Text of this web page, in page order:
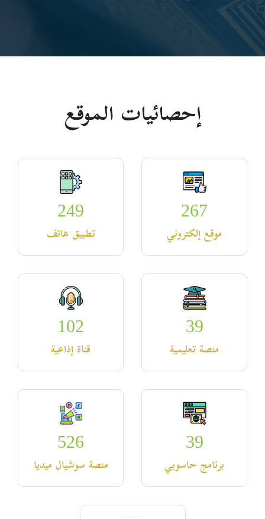
إحصائيات الموقع
267
موقع إلكتروني
249
تطبيق هاتف
39
منصة تعليمية
102
قناة إذاعية
39
برنامج حاسوبي
526
منصة سوشيال ميديا